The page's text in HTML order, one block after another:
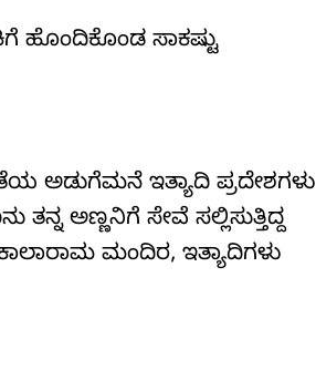
ಹೊಂದಿಕೊಂಡ ಸಾಕಷ್ಟು
ಅಡುಗೆಮನೆ ಇತ್ಯಾದಿ ಪ್ರದೇಶಗಳು
ಅಣ್ಣನಿಗೆ ಸೇವೆ ಸಲ್ಲಿಸುತ್ತಿದ್ದ
ಮಂದಿರ, ಇತ್ಯಾದಿಗಳು